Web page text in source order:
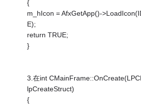
{
m_hIcon = AfxGetApp()-
E);
return TRUE;
}
3.在int
lpCreateStruct)
{